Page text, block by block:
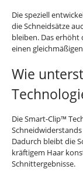
Die speziell
die Schneidsätze
bleiben. Das
einen
Wie
Die Smart-Clip™
Dadurch bleibt die
kräftigem Haar
Schnittergebnisse.